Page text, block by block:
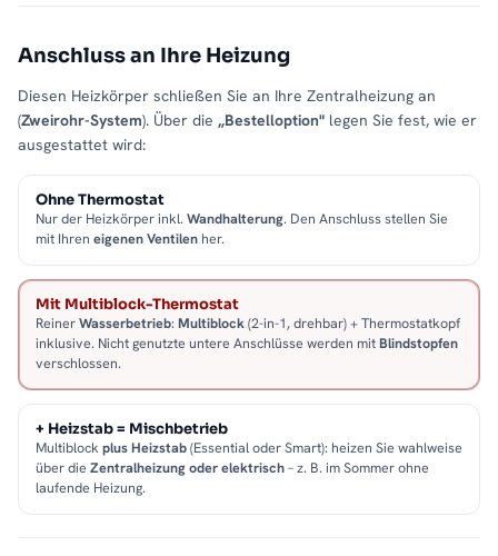
Anschluss an Ihre Heizung
Diesen Heizkörper schließen Sie an Ihre Zentralheizung an
(Zweirohr-System). Über die „Bestelloption" legen Sie fest, wie er
ausgestattet wird:
Ohne Thermostat
Nur der Heizkörper inkl. Wandhalterung. Den Anschluss stellen Sie
mit Ihren eigenen Ventilen her.
Mit Multiblock-Thermostat
ReinerWasserbetrieb: Multiblock(2-in-1, drehbar) + Thermostatkopf
inklusive. Nicht genutzte untere Anschlüsse werden mitBlindstopfen
verschlossen.
+ Heizstab = Mischbetrieb
Multiblock plus Heizstab(Essential oder Smart): heizen Sie wahlweise
über die Zentralheizung oder elektrisch– z. B. im Sommer ohne
laufende Heizung.